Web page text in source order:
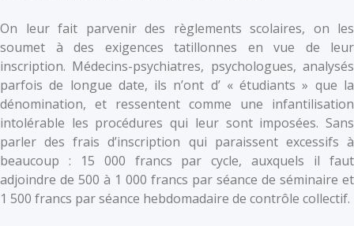
On leur fait parvenir des règlements scolaires, on les
soumet à des exigences tatillonnes en vue de leur
inscription. Médecins-psychiatres, psychologues, analysés
parfois de longue date, ils n’ont d’ « étudiants » que la
dénomination, et ressentent comme une infantilisation
intolérable les procédures qui leur sont imposées. Sans
parler des frais d’inscription qui paraissent excessifs à
beaucoup : 15 000 francs par cycle, auxquels il faut
adjoindre de 500 à 1 000 francs par séance de séminaire et
1 500 francs par séance hebdomadaire de contrôle collectif.